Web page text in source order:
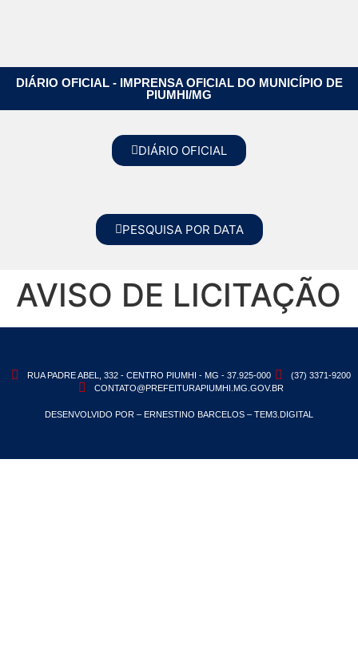
DIÁRIO OFICIAL - IMPRENSA OFICIAL DO MUNICÍPIO DE
PIUMHI/MG
DIÁRIO OFICIAL
PESQUISA POR DATA
AVISO DE LICITAÇÃO
RUA PADRE ABEL, 332 - CENTRO PIUMHI - MG - 37.925-000
(37) 3371-9200
CONTATO@PREFEITURAPIUMHI.MG.GOV.BR
DESENVOLVIDO POR – ERNESTINO BARCELOS – TEM3.DIGITAL